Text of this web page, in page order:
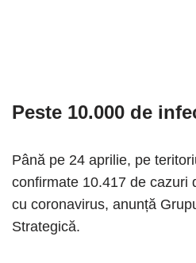
Peste 10.000 de
Până pe 24 aprilie, pe
confirmate 10.417 de cazuri
cu coronavirus, anunță
Strategică.